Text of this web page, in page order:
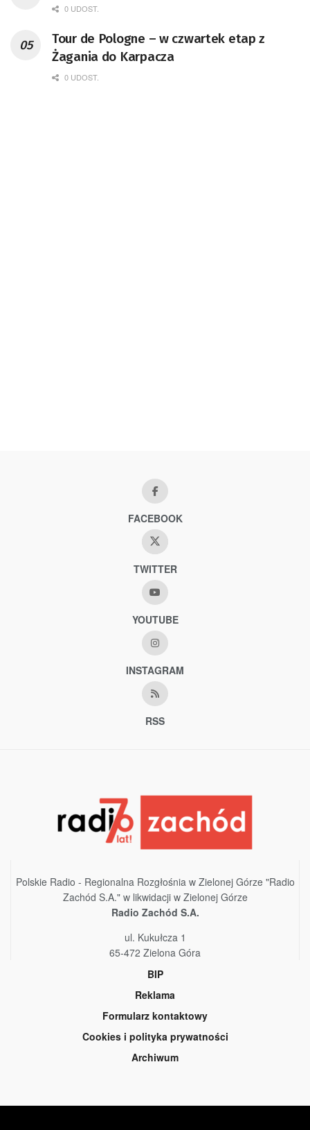
0 UDOST.
Tour de Pologne – w czwartek etap z
Żagania do Karpacza
0 UDOST.
FACEBOOK
TWITTER
YOUTUBE
INSTAGRAM
RSS
Polskie Radio - Regionalna Rozgłośnia w Zielonej Górze "Radio
Zachód S.A." w likwidacji w Zielonej Górze
Radio Zachód S.A.
ul. Kukułcza 1
65-472 Zielona Góra
BIP
Reklama
Formularz kontaktowy
Cookies i polityka prywatności
Archiwum